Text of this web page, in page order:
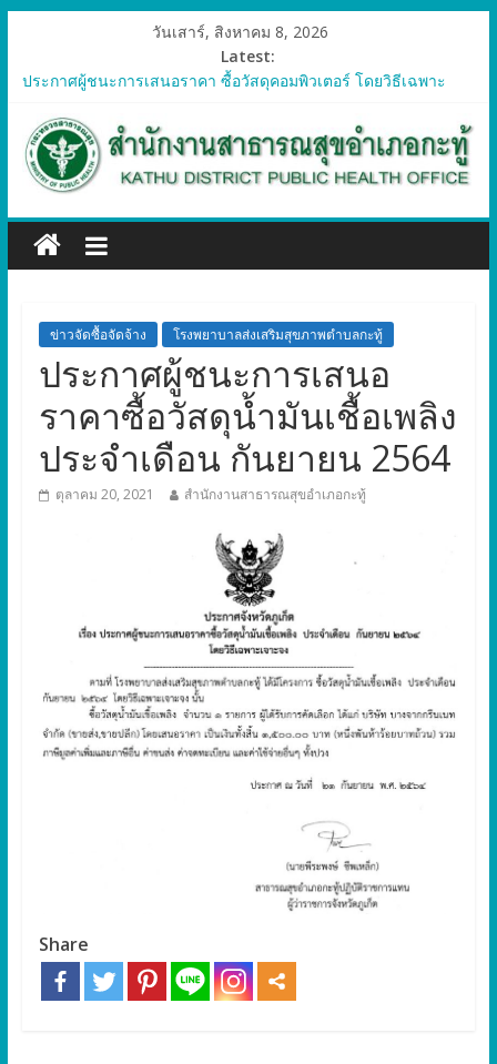
วันเสาร์, สิงหาคม 8, 2026
Latest:
ประกาศผู้ชนะการเสนอราคา ซื้อวัสดุคอมพิวเตอร์ โดยวิธีเฉพาะ
ประกาศผู้ชนะการเสนอราคา จัดซื้อวัสดุทางการแพทย์สำหรับ
โครงการป้องกันควบคุมโรคติดต่อและภัยสุขภาพในแรงงานต่างด้าว
อำเภอกะทู้ ปี 2569
เจาะจง
ประกาศผู้ชนะการเสนอรา ซื้อวัสดุงานบ้านงานครัว โดยวิธีเฉพาะ
เจาะจง
เจาะจงข่าวจัดซื้อจัดจ้าง โรงพยาบาลส่งเสริมสุขภาพตำบลกะทู้
ประกาศผู้ชนะการเสนอ
ราคาซื้อวัสดุน้ำมันเชื้อเพลิง
ประจำเดือน กันยายน 2564
ตุลาคม 20, 2021 สำนักงานสาธารณสุขอำเภอกะทู้
Share